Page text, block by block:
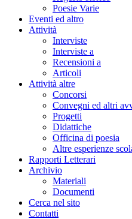
Poesie Varie
Eventi ed altro
Attività
Interviste
Interviste a
Recensioni a
Articoli
Attività altre
Concorsi
Convegni ed altri
Progetti
Didattiche
Officina di poesia
Altre esperienze
Rapporti Letterari
Archivio
Materiali
Documenti
Cerca nel sito
Contatti